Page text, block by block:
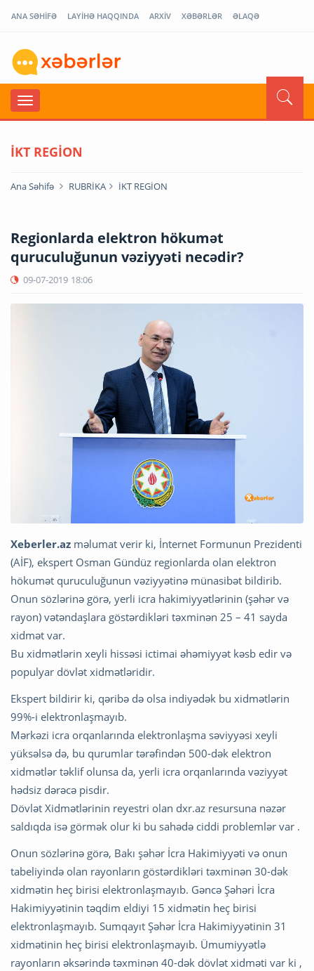
ANA SƏHİFƏ LAYİHƏ HAQQINDA ARXİV XƏBƏRLƏR ƏLAQƏ
İKT REGİON
Ana Səhifə RUBRİKA İKT REGİON
Regionlarda elektron hökumət
quruculuğunun vəziyyəti necədir?
09-07-2019 18:06
Xeberler.az məlumat verir ki, İnternet Formunun Prezidenti
(AİF), ekspert Osman Gündüz regionlarda olan elektron
hökumət quruculuğunun vəziyyətinə münasibət bildirib.
Onun sözlərinə görə, yerli icra hakimiyyətlərinin (şəhər və
rayon) vətəndaşlara göstərdikləri təxminən 25 – 41 sayda
xidmət var.
Bu xidmətlərin xeyli hissəsi ictimai əhəmiyyət kəsb edir və
populyar dövlət xidmətləridir.
Ekspert bildirir ki, qəribə də olsa indiyədək bu xidmətlərin
99%-i elektronlaşmayıb.
Mərkəzi icra orqanlarında elektronlaşma səviyyəsi xeyli
yüksəlsə də, bu qurumlar tərəfindən 500-dək elektron
xidmətlər təklif olunsa da, yerli icra orqanlarında vəziyyət
hədsiz dərəcə pisdir.
Dövlət Xidmətlərinin reyestri olan dxr.az resursuna nəzər
saldıqda isə görmək olur ki bu sahədə ciddi problemlər var .
Onun sözlərinə görə, Bakı şəhər İcra Hakimiyyəti və onun
tabeliyində olan rayonların göstərdikləri təxminən 30-dək
xidmətin heç birisi elektronlaşmayıb. Gəncə Şəhəri İcra
Hakimiyyətinin təqdim eldiyi 15 xidmətin heç birisi
elektronlaşmayıb. Sumqayıt Şəhər İcra Hakimiyyətinin 31
xidmətinin heç birisi elektronlaşmayıb. Ümumiyyətlə
rayonların əksərində təxminən 40-dək dövlət xidməti var ki ,